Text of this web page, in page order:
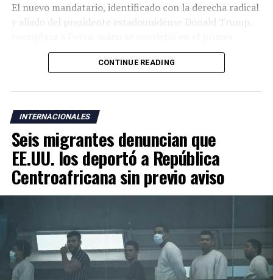
El nuevo mandatario, identificado con la derecha radical
y aliado del presidente estadounidense Donald Trump,
presidente de izquierda de Colombia y ha cuestionado la
legitimidad de la elección de su sucesor al denunciar un
las autoridades.
La ceremonia de investidura se realizó en Cali, una
ciudad cercana a zonas donde operan grupos armados
responsables de una escalada de violencia que ha
golpeado al país durante los últimos años. De la
Espriella también rompió con la tradición de celebrar la
toma de posesión en Bogotá y optó por una ceremonia
El cambio de Gobierno genera expectativas y
preocupación entre sectores de la población debido al
discurso de seguridad del nuevo presidente.
CONTINUE READING
INTERNACIONALES
Seis migrantes denuncian que
EE.UU. los deportó a República
Centroafricana sin previo aviso